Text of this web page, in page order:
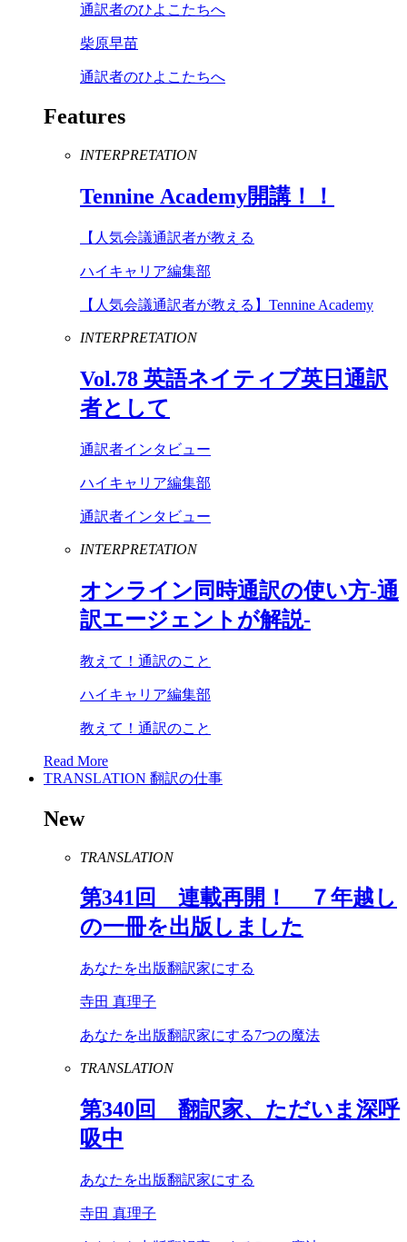
通訳者のひよこたちへ
柴原早苗
通訳者のひよこたちへ
Features
INTERPRETATION
Tennine Academy開講！！
【人気会議通訳者が教える
ハイキャリア編集部
【人気会議通訳者が教える】Tennine Academy
INTERPRETATION
Vol.78 英語ネイティブ英日通訳
者として
通訳者インタビュー
ハイキャリア編集部
通訳者インタビュー
INTERPRETATION
オンライン同時通訳の使い方-通
訳エージェントが解説-
教えて！通訳のこと
ハイキャリア編集部
教えて！通訳のこと
Read More
TRANSLATION 翻訳の仕事
New
TRANSLATION
第341回 連載再開！ ７年越し
の一冊を出版しました
あなたを出版翻訳家にする
寺田 真理子
あなたを出版翻訳家にする7つの魔法
TRANSLATION
第340回 翻訳家、ただいま深呼
吸中
あなたを出版翻訳家にする
寺田 真理子